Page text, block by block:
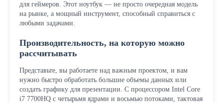
для геймеров. Этот ноутбук — не просто очередная модель
на рынке, а мощный инструмент, способный справиться с
любыми задачами.
Производительность, на которую можно
рассчитывать
Представьте, вы работаете над важным проектом, и вам
нужно быстро обработать большие объемы данных или
создать графику для презентации. С процессором Intel Core
i7 7700HQ с четырьмя ядрами и восьмью потоками, тактовая